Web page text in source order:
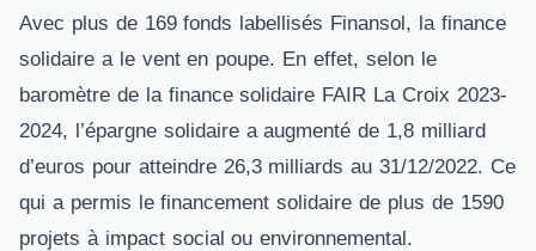
Avec plus de 169 fonds labellisés Finansol, la finance
solidaire a le vent en poupe. En effet, selon le
baromètre de la finance solidaire FAIR La Croix 2023-
2024, l’épargne solidaire a augmenté de 1,8 milliard
d’euros pour atteindre 26,3 milliards au 31/12/2022. Ce
qui a permis le financement solidaire de plus de 1590
projets à impact social ou environnemental.